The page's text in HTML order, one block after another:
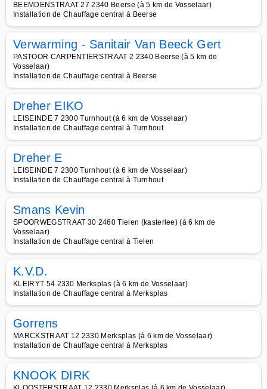
BEEMDENSTRAAT 27 2340 Beerse (à 5 km de Vosselaar)
Installation de Chauffage central à Beerse
Verwarming - Sanitair Van Beeck Gert
PASTOOR CARPENTIERSTRAAT 2 2340 Beerse (à 5 km de
Vosselaar)
Installation de Chauffage central à Beerse
Dreher EIKO
LEISEINDE 7 2300 Turnhout (à 6 km de Vosselaar)
Installation de Chauffage central à Turnhout
Dreher E
LEISEINDE 7 2300 Turnhout (à 6 km de Vosselaar)
Installation de Chauffage central à Turnhout
Smans Kevin
SPOORWEGSTRAAT 30 2460 Tielen (kasterlee) (à 6 km de
Vosselaar)
Installation de Chauffage central à Tielen
K.V.D.
KLEIRYT 54 2330 Merksplas (à 6 km de Vosselaar)
Installation de Chauffage central à Merksplas
Gorrens
MARCKSTRAAT 12 2330 Merksplas (à 6 km de Vosselaar)
Installation de Chauffage central à Merksplas
KNOOK DIRK